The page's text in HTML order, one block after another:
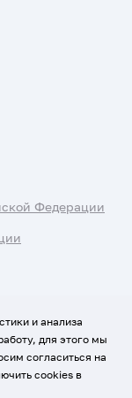
Федерации
и анализа
для этого мы
согласиться на
cookies в